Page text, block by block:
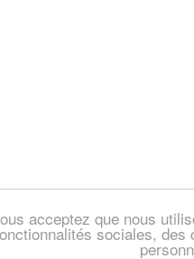
acceptez que nous
sociales,